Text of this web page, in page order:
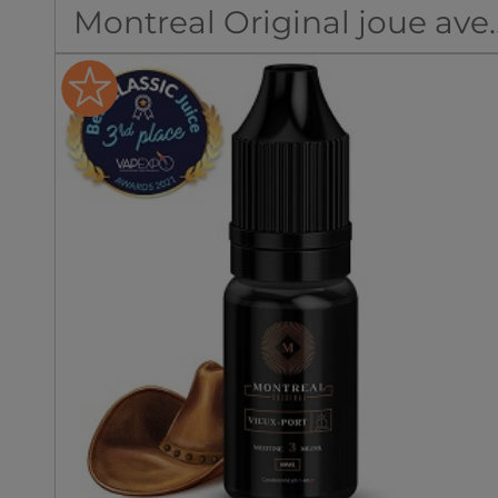
résistance supérieure à
1ohm.
Fabriqué au Canada ;
Dosage PG/VG : 50% / 50%.
Montreal Original joue
nos sens et dévoile le
spectaculaire eliquide
Cette recette aux sels de
nicotine associe la
puissance d'un classic
canadien à la douceur du
menthol. Avec cette
concoction savoureuse,
Montreal Original joue sur
divers tableaux et offre un
liquide à l'homogénéité
inégalée. Les aromaticiens